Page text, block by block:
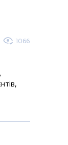
1066